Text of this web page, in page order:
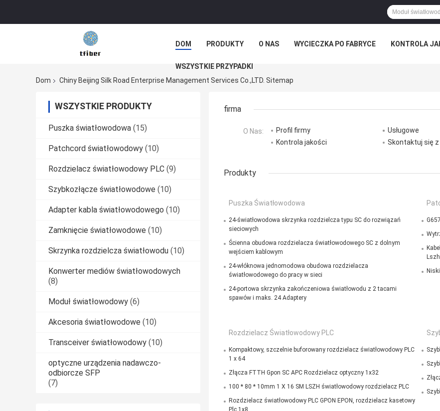
DOM PRODUKTY O NAS WYCIECZKA PO FABRYCE KONTROLA
WSZYSTKIE PRZYPADKI
Dom
Chiny Beijing Silk Road Enterprise Management Services Co.,LTD. Sitemap
WSZYSTKIE PRODUKTY
Puszka światłowodowa (15)
Patchcord światłowodowy (10)
Rozdzielacz światłowodowy PLC (9)
Szybkozłącze światłowodowe (10)
Adapter kabla światłowodowego (10)
Zamknięcie światłowodowe (10)
Skrzynka rozdzielcza światłowodu (10)
Konwerter mediów światłowodowych
(8)
Moduł światłowodowy (6)
Akcesoria światłowodowe (10)
Transceiver światłowodowy (10)
optyczne urządzenia nadawczo-
odbiorcze SFP
(7)
firma
O Nas: Profil firmy Usługowe
Kontrola jakości
Skontaktuj się z
Produkty
Puszka Światłowodowa
24-światłowodowa skrzynka rozdzielcza typu SC do rozwiązań
sieciowych
Ścienna obudowa rozdzielacza światłowodowego SC z dolnym
wejściem kablowym
24-włóknowa jednomodowa obudowa rozdzielacza
światłowodowego do pracy w sieci
24-portowa skrzynka zakończeniowa światłowodu z 2 tacami
spawów i maks. 24 Adaptery
Lszh
Rozdzielacz Światłowodowy PLC
Kompaktowy, szczelnie buforowany rozdzielacz światłowodowy PLC
1 x 64
Złącza FTTH Gpon SC APC Rozdzielacz optyczny 1x32
100 * 80 * 10mm 1 X 16 SM LSZH światłowodowy rozdzielacz PLC
Rozdzielacz światłowodowy PLC GPON EPON, rozdzielacz kasetowy